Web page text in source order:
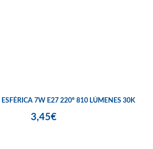
7W E27 220º 810 LÚMENES 30K
3,45€